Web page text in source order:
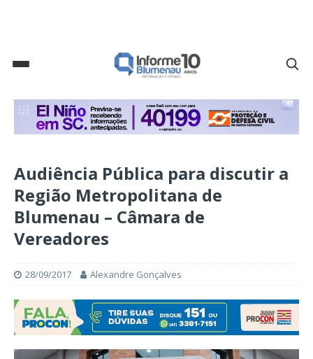
Audiência Pública para discutir a
Região Metropolitana de
Blumenau – Câmara de
Vereadores
28/09/2017 Alexandre Gonçalves